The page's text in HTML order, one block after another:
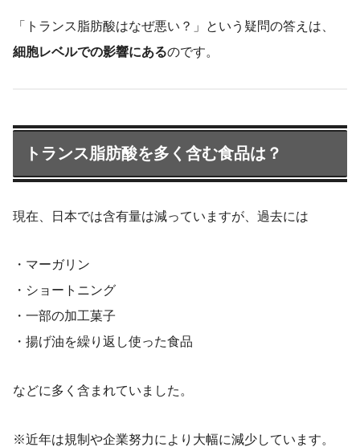
「トランス脂肪酸はなぜ悪い？」という疑問の答えは、
細胞レベルでの影響にあるのです。
トランス脂肪酸を多く含む食品は？
現在、日本では含有量は減っていますが、過去には
・マーガリン
・ショートニング
・一部の加工菓子
・揚げ油を繰り返し使った食品
などに多く含まれていました。
※近年は規制や企業努力により大幅に減少しています。